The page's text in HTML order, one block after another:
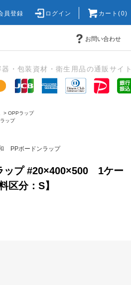
員登録 ログイン カート(0)
お問い合わせ
器・包装資材・衛生用品の通販サイト
> OPPラップ
ップ
PPボードンラップ
ップ #20×400×500 1ケー
区分：S】